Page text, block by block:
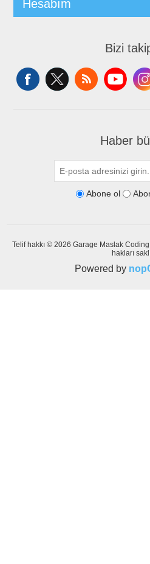
Hesabım
Bizi
Haber
Abone ol
Telif hakkı © 2026 Garage Maslak
hakları
Powered by